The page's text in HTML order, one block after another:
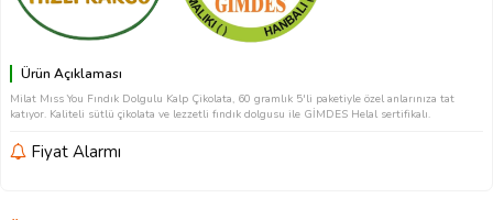
Ürün Açıklaması
Milat Mıss You Fındık Dolgulu Kalp Çikolata, 60 gramlık 5'li paketiyle özel anlarınıza tat
katıyor. Kaliteli sütlü çikolata ve lezzetli fındık dolgusu ile GİMDES Helal sertifikalı.
Fiyat Alarmı